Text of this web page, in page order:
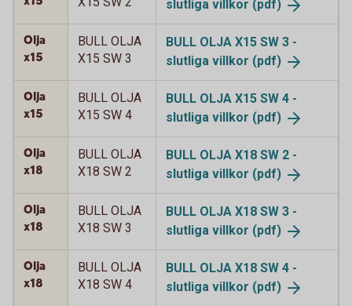
slutliga villkor (pdf)
Olja
x15
BULL OLJA
X15 SW 3
BULL OLJA X15 SW 3 -
slutliga villkor (pdf)
Olja
x15
BULL OLJA
X15 SW 4
BULL OLJA X15 SW 4 -
slutliga villkor (pdf)
Olja
x18
BULL OLJA
X18 SW 2
BULL OLJA X18 SW 2 -
slutliga villkor (pdf)
Olja
x18
BULL OLJA
X18 SW 3
BULL OLJA X18 SW 3 -
slutliga villkor (pdf)
Olja
x18
BULL OLJA
X18 SW 4
BULL OLJA X18 SW 4 -
slutliga villkor (pdf)